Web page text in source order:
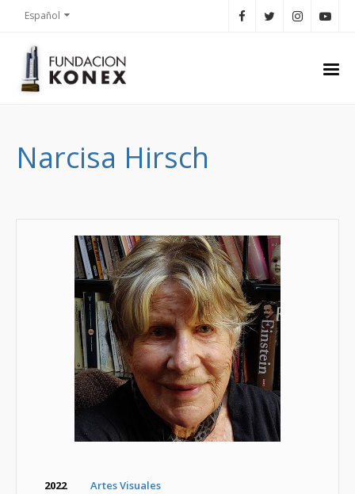
Español
Narcisa Hirsch
2022
Artes Visuales